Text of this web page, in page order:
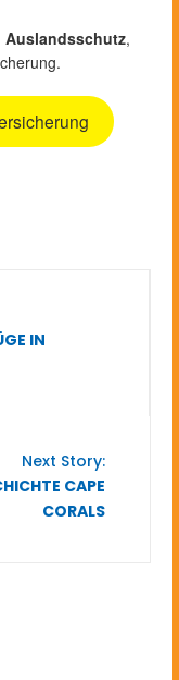
Auslandsschutz,
IN
Next Story:
CAPE
CORALS